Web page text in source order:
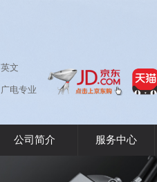
英文
广电专业
公司简介 服务中心